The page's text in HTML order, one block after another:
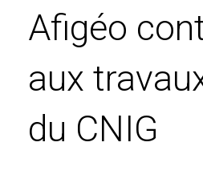
Afigéo
aux
du CNIG